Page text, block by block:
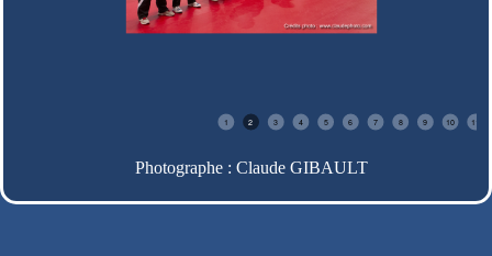
1 2 3 4 5 6 7 8 9 10 11
Photographe : Claude GIBAULT